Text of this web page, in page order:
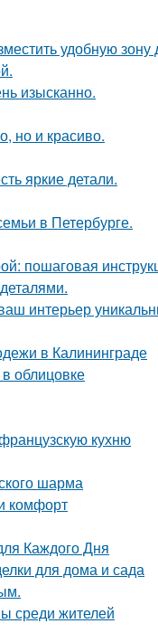
удобную зону
изысканно.
но и красиво.
яркие детали.
в Петербурге.
пошаговая
интерьер
в Калининграде
облицовке
кухню
шарма
комфорт
Каждого Дня
для дома и сада
среди жителей